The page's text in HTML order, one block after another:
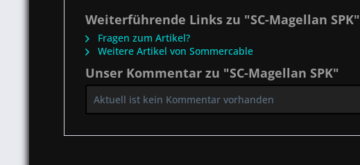
Weiterführende Links zu "SC-Magellan SPK"
Fragen zum Artikel?
Weitere Artikel von Sommercable
Unser Kommentar zu "SC-Magellan SPK"
Aktuell ist kein Kommentar vorhanden